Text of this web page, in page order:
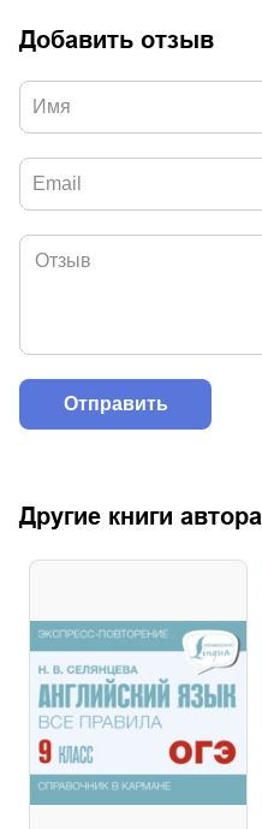
Добавить отзыв
Другие книги автора